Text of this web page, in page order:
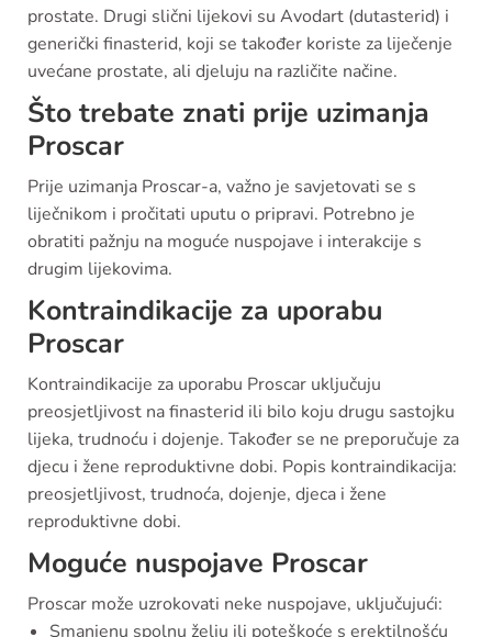
prostate. Drugi slični lijekovi su Avodart (dutasterid) i
generički finasterid, koji se također koriste za liječenje
uvećane prostate, ali djeluju na različite načine.
Što trebate znati prije uzimanja
Proscar
Prije uzimanja Proscar-a, važno je savjetovati se s
liječnikom i pročitati uputu o pripravi. Potrebno je
obratiti pažnju na moguće nuspojave i interakcije s
drugim lijekovima.
Kontraindikacije za uporabu
Proscar
Kontraindikacije za uporabu Proscar uključuju
preosjetljivost na finasterid ili bilo koju drugu sastojku
lijeka, trudnoću i dojenje. Također se ne preporučuje za
djecu i žene reproduktivne dobi. Popis kontraindikacija:
preosjetljivost, trudnoća, dojenje, djeca i žene
reproduktivne dobi.
Moguće nuspojave Proscar
Proscar može uzrokovati neke nuspojave, uključujući:
Smanjenu spolnu želju ili poteškoće s erektilnošću